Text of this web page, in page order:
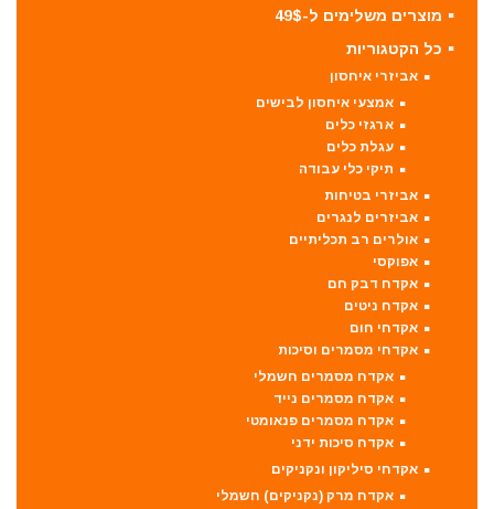
מוצרים משלימים ל-49$
כל הקטגוריות
אביזרי איחסון
אמצעי איחסון לבישים
ארגזי כלים
עגלת כלים
תיקי כלי עבודה
אביזרי בטיחות
אביזרים לנגרים
אולרים רב תכליתיים
אפוקסי
אקדח דבק חם
אקדח ניטים
אקדחי חום
אקדחי מסמרים וסיכות
אקדח מסמרים חשמלי
אקדח מסמרים נייד
אקדח מסמרים פנאומטי
אקדח סיכות ידני
אקדחי סיליקון ונקניקים
אקדח מרק (נקניקים) חשמלי